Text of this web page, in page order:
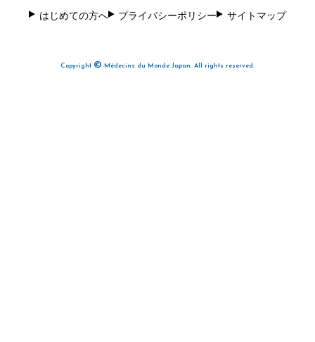
はじめての方へ プライバシーポリシー サイトマップ
Copyright © Médecins du Monde Japan. All rights reserved.